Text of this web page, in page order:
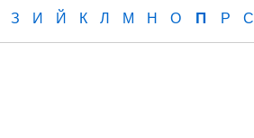
З И Й К Л М Н О П Р С